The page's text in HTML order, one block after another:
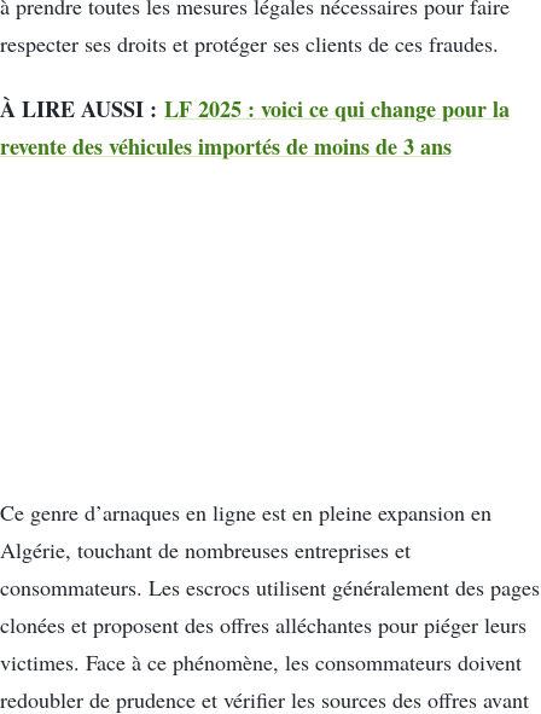
à prendre toutes les mesures légales nécessaires pour faire
respecter ses droits et protéger ses clients de ces fraudes.
À LIRE AUSSI : LF 2025 : voici ce qui change pour la
revente des véhicules importés de moins de 3 ans
Ce genre d’arnaques en ligne est en pleine expansion en
Algérie, touchant de nombreuses entreprises et
consommateurs. Les escrocs utilisent généralement des pages
clonées et proposent des offres alléchantes pour piéger leurs
victimes. Face à ce phénomène, les consommateurs doivent
redoubler de prudence et vérifier les sources des offres avant